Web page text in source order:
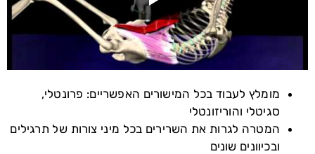
מומלץ לעבוד בכל המישורים האפשריים: פרונטלי,
סגיטלי והוריזונטלי
המטרה לגרות את השרירים בכל מיני צורות של תרגילים
ובכיוונים שונים